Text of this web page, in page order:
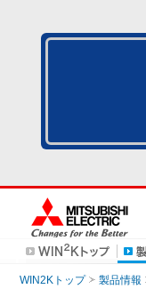
WIN2Kトップ 製品情報